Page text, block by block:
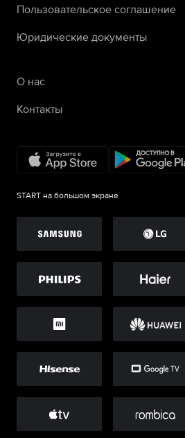
Пользовательское соглашение
Юридические документы
О нас
Контакты
START на большом экране